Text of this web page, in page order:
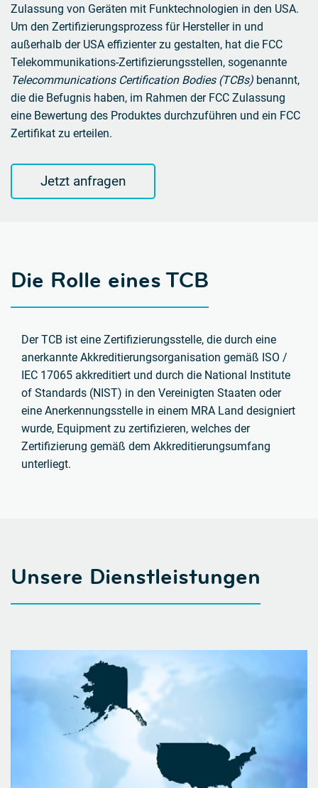
Zulassung von Geräten mit Funktechnologien in den USA.
Um den Zertifizierungsprozess für Hersteller in und
außerhalb der USA effizienter zu gestalten, hat die FCC
Telekommunikations-Zertifizierungsstellen, sogenannte
Telecommunications Certification Bodies (TCBs) benannt,
die die Befugnis haben, im Rahmen der FCC Zulassung
eine Bewertung des Produktes durchzuführen und ein FCC
Zertifikat zu erteilen.
Jetzt anfragen
Die Rolle eines TCB
Der TCB ist eine Zertifizierungsstelle, die durch eine
anerkannte Akkreditierungsorganisation gemäß ISO /
IEC 17065 akkreditiert und durch die National Institute
of Standards (NIST) in den Vereinigten Staaten oder
eine Anerkennungsstelle in einem MRA Land designiert
wurde, Equipment zu zertifizieren, welches der
Zertifizierung gemäß dem Akkreditierungsumfang
unterliegt.
Unsere Dienstleistungen